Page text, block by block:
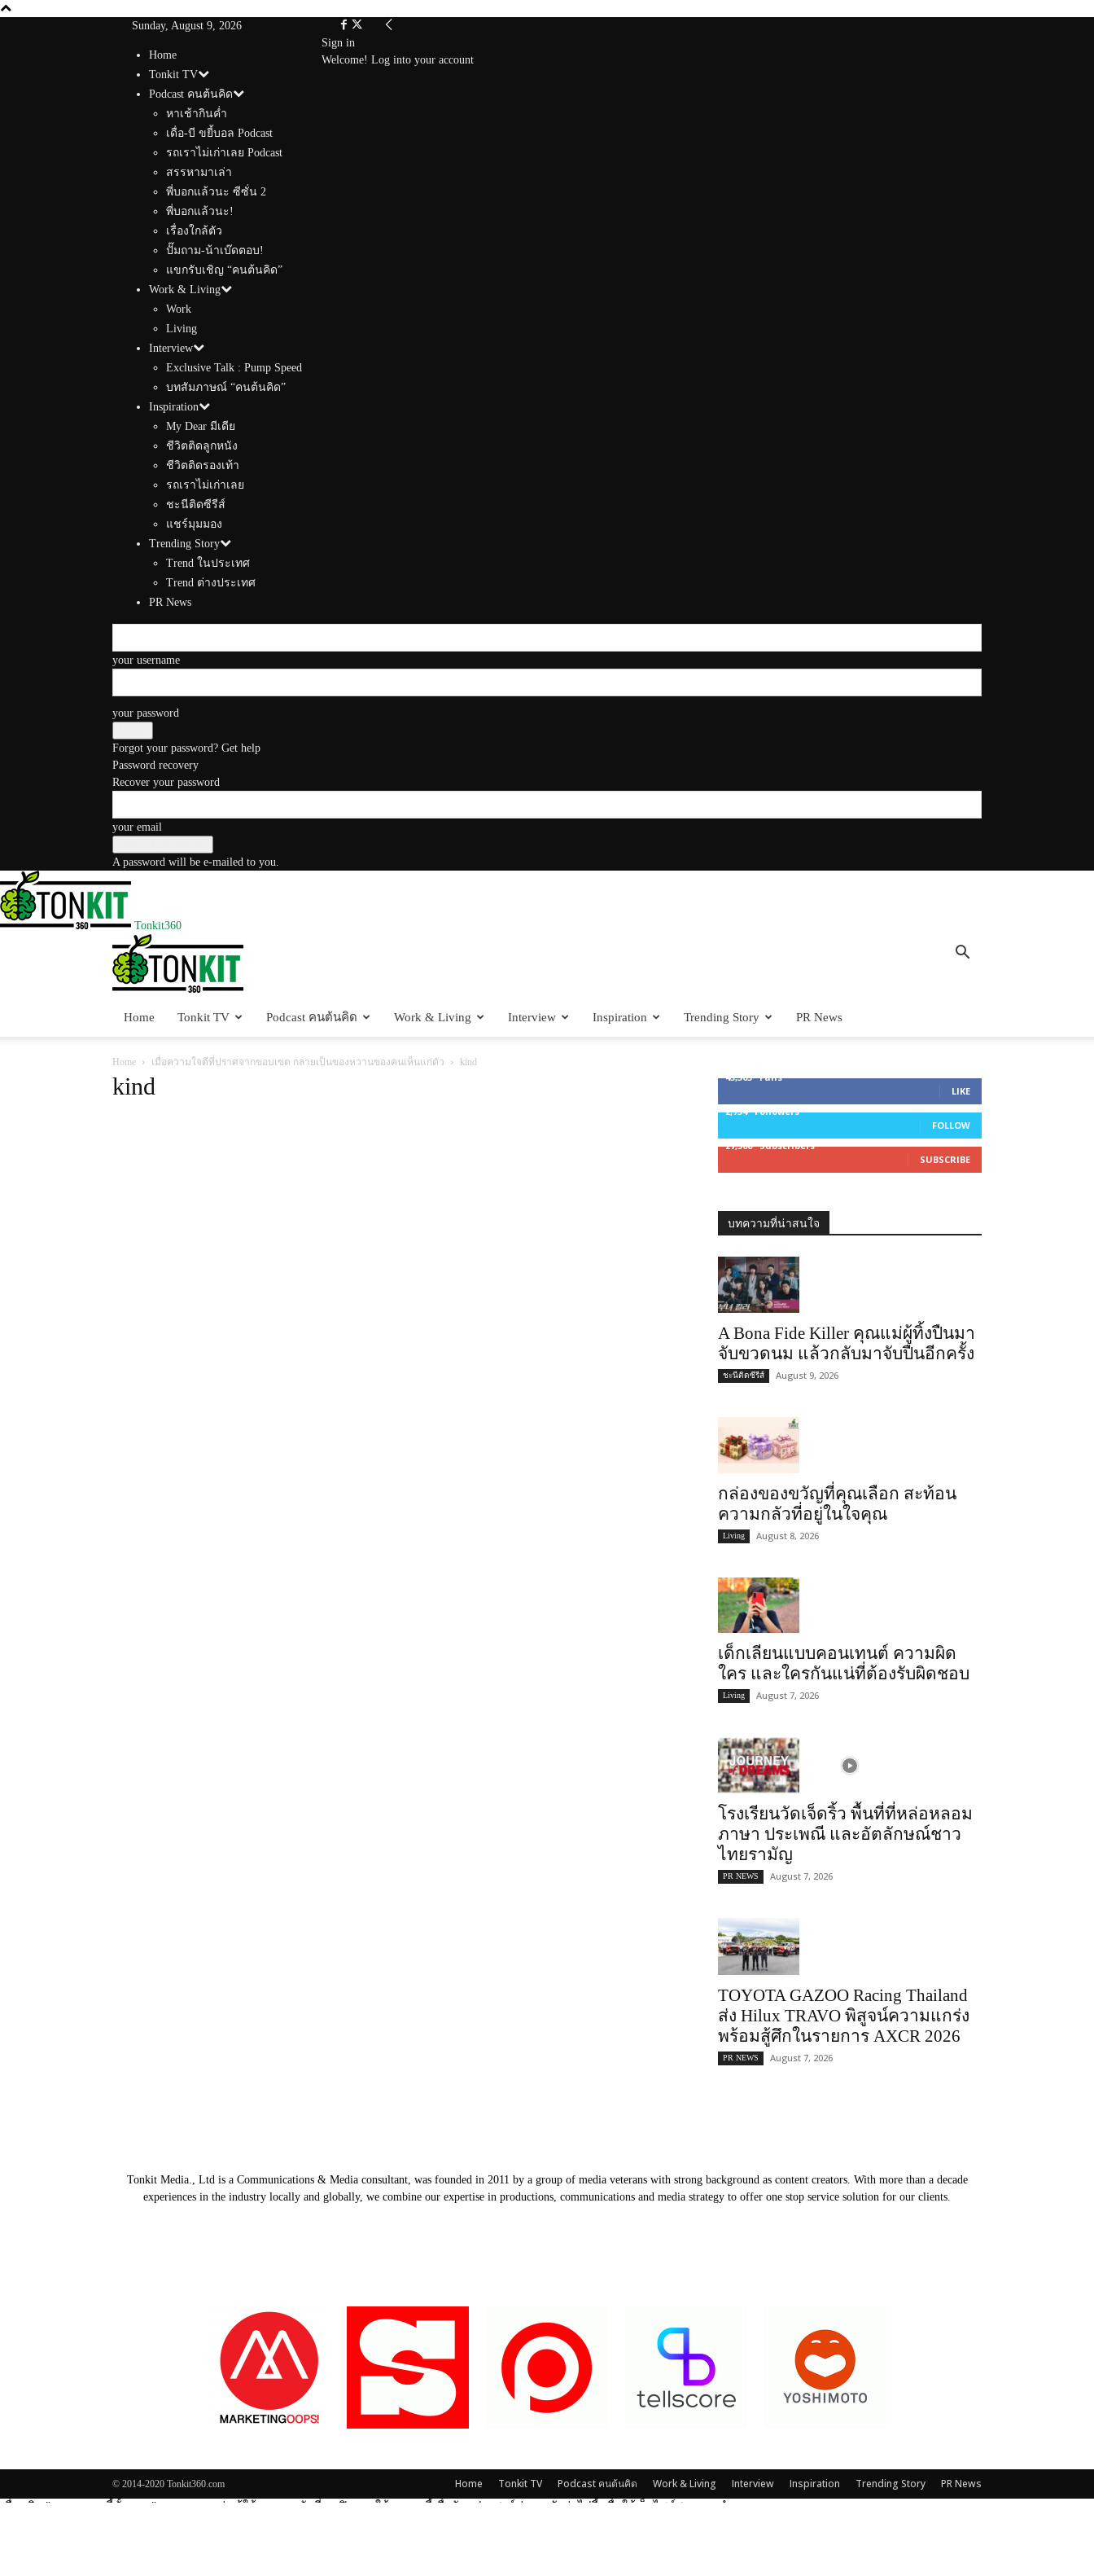
Sunday, August 9, 2026
Home
Tonkit TV
Podcast คนต้นคิด
หาเช้ากินค่ำ
เดื่อ-บี ขยี้บอล Podcast
รถเราไม่เก่าเลย Podcast
สรรหามาเล่า
พี่บอกแล้วนะ ซีซั่น 2
พี่บอกแล้วนะ!
เรื่องใกล้ตัว
ปั๊มถาม-น้าเบ๊ดตอบ!
แขกรับเชิญ “คนต้นคิด”
Work & Living
Work
Living
Interview
Exclusive Talk : Pump Speed
บทสัมภาษณ์ “คนต้นคิด”
Inspiration
My Dear มีเดีย
ชีวิตติดลูกหนัง
ชีวิตติดรองเท้า
รถเราไม่เก่าเลย
ชะนีติดซีรีส์
แชร์มุมมอง
Trending Story
Trend ในประเทศ
Trend ต่างประเทศ
PR News
Sign in
Welcome! Log into your account
your username
your password
Forgot your password? Get help
Password recovery
Recover your password
your email
A password will be e-mailed to you.
Tonkit360
Home Tonkit TV Podcast คนต้นคิด Work & Living Interview Inspiration Trending Story PR News
Home เมื่อความใจดีที่ปราศจากขอบเขต กลายเป็นของหวานของคนเห็นแก่ตัว kind
kind 45,305 Fans
LIKE
2,754
Followers
FOLLOW
27,500 Subscribers
SUBSCRIBE
บทความที่น่าสนใจ
A Bona Fide Killer คุณแม่ผู้ทิ้งปืนมา
จับขวดนม แล้วกลับมาจับปืนอีกครั้ง
ชะนีติดซีรีส์ August 9, 2026
กล่องของขวัญที่คุณเลือก สะท้อน
ความกลัวที่อยู่ในใจคุณ
Living August 8, 2026
เด็กเลียนแบบคอนเทนต์ ความผิด
ใคร และใครกันแน่ที่ต้องรับผิดชอบ
Living August 7, 2026
โรงเรียนวัดเจ็ดริ้ว พื้นที่ที่หล่อหลอม
ภาษา ประเพณี และอัตลักษณ์ชาว
ไทยรามัญ
PR NEWS August 7, 2026
TOYOTA GAZOO Racing Thailand
ส่ง Hilux TRAVO พิสูจน์ความแกร่ง
พร้อมสู้ศึกในรายการ AXCR 2026
PR NEWS August 7, 2026
Tonkit Media., Ltd is a Communications & Media consultant, was founded in 2011 by a group of media veterans with strong background as content creators. With more than a decade
experiences in the industry locally and globally, we combine our expertise in productions, communications and media strategy to offer one stop service solution for our clients.
Home Tonkit TV Podcast คนต้นคิด Work & Living Interview Inspiration Trending Story PR News
© 2014-2020 Tonkit360.com
เมื่อคลิก "อนุญาตคุกกี้ทั้งหมด" หมายความว่า ผู้ใช้งานยอมรับที่จะเปิดการใช้งานคุกกี้เพื่อวัตถุประสงค์ต่าง ๆ ดังต่อไปนี้ เพื่อให้เว็บไซต์สามารถทำงาน